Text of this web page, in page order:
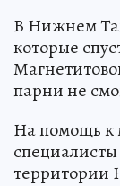
В Нижнем
которые
парни не
На помощь
территории